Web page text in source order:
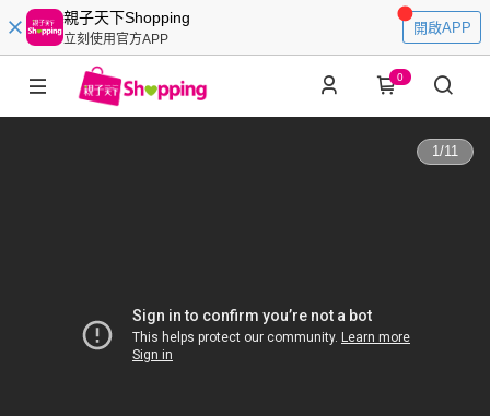
親子天下Shopping
立刻使用官方APP
開啟APP
0
1/11